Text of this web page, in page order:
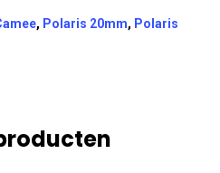
, Polaris 20mm, Polaris